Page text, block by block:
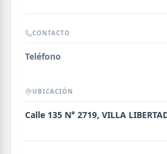
CONTACTO
Teléfono
UBICACIÓN
Calle 135 N° 2719, VILLA